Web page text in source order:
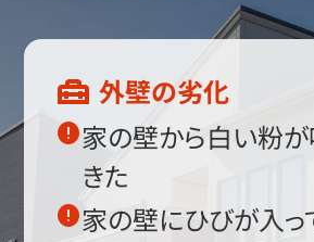
外壁の劣化
家の壁から白い粉
きた
家の壁にひびが入っ